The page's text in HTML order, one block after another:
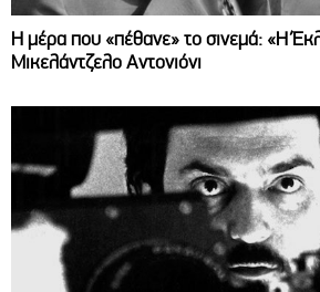
Η μέρα που «πέθανε» το σινεμά: «Η
Μικελάντζελο Αντονιόνι